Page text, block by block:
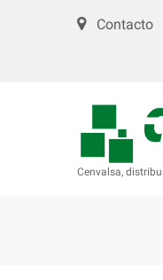
Contacto
Cenvalsa,